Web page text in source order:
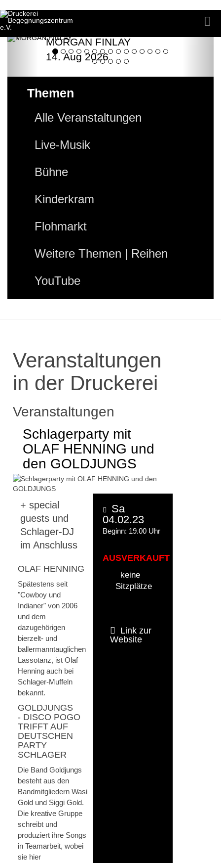
MORGAN FINLAY
14. Aug 2026
Themen
Alle Veranstaltungen
Live-Musik
Bühne
Kinderkram
Flohmarkt
Weitere Themen | Reihen
YouTube
Veranstaltungen
in der Druckerei
Veranstaltungen
Schlagerparty mit
OLAF HENNING und
den GOLDJUNGS
+ special
guests und
Schlager-DJ
im Anschluss
OLAF HENNING
Spätestens seit
"Cowboy und
Indianer" von 2006
und dem
dazugehörigen
bierzelt- und
ballermanntauglichen
Lassotanz, ist Olaf
Henning auch bei
Schlager-Muffeln
bekannt.
GOLDJUNGS
- DISCO POGO
TRIFFT AUF
DEUTSCHEN
PARTY
SCHLAGER
Die Band Goldjungs
besteht aus den
Bandmitgliedern Wasi
Gold und Siggi Gold.
Die kreative Gruppe
schreibt und
produziert ihre Songs
in Teamarbeit, wobei
sie hier
Sa
04.02.23
Beginn: 19.00 Uhr
AUSVERKAUFT
keine
Sitzplätze
Link zur
Website